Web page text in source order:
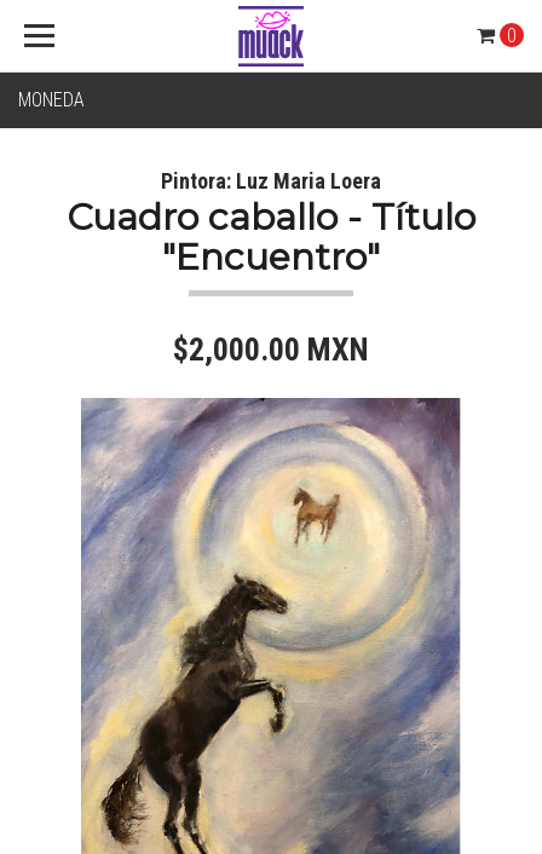
MONEDA
0
Pintora: Luz Maria Loera
Cuadro caballo - Título
"Encuentro"
$2,000.00 MXN